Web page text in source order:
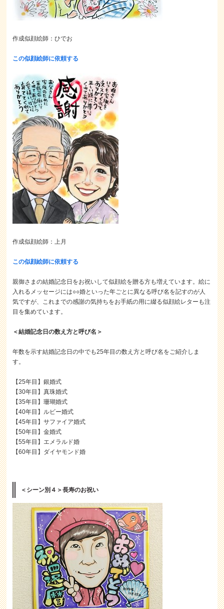
作成似顔絵師：ひでお
この似顔絵師に依頼する
作成似顔絵師：上月
この似顔絵師に依頼する
親御さまの結婚記念日をお祝いして似顔絵を贈る方も増えています。絵に
入れるメッセージには○○婚といった年ごとに異なる呼び名を記すのが人
気ですが、これまでの感謝の気持ちをお手紙の用に綴る似顔絵レターも注
目を集めています。
＜結婚記念日の数え方と呼び名＞
年数を示す結婚記念日の中でも25年目の数え方と呼び名をご紹介しま
す。
【25年目】銀婚式
【30年目】真珠婚式
【35年目】珊瑚婚式
【40年目】ルビー婚式
【45年目】サファイア婚式
【50年目】金婚式
【55年目】エメラルド婚
【60年目】ダイヤモンド婚
＜シーン別４＞長寿のお祝い